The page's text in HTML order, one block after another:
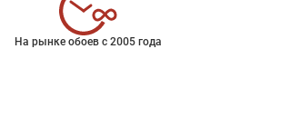
На рынке обоев с 2005 года